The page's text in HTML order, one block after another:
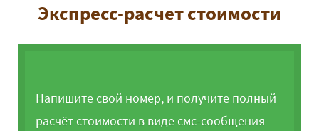
Экспресс-расчет стоимости
Напишите свой номер, и получите полный
расчёт стоимости в виде смс-сообщения